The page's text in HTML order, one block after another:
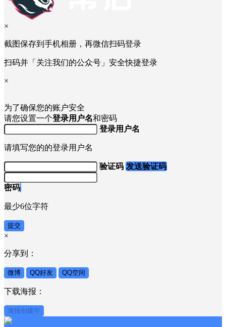
×
截图保存到手机相册，再微信扫码登录
扫码并「关注我们的公众号」安全快捷登录
×
为了确保您的账户安全
请您设置一个登录用户名和密码
登录用户名
请填写您的的登录用户名
验证码 发送验证码
密码
最少6位字符
提交
×
分享到：
微博 QQ好友 QQ空间
下载海报：
海报创建中